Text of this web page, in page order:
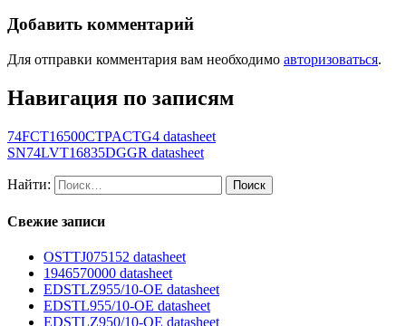
Добавить комментарий
Для отправки комментария вам необходимо авторизоваться.
Навигация по записям
74FCT16500CTPACTG4 datasheet
SN74LVT16835DGGR datasheet
Найти:
Свежие записи
OSTTJ075152 datasheet
1946570000 datasheet
EDSTLZ955/10-OE datasheet
EDSTL955/10-OE datasheet
EDSTLZ950/10-OE datasheet